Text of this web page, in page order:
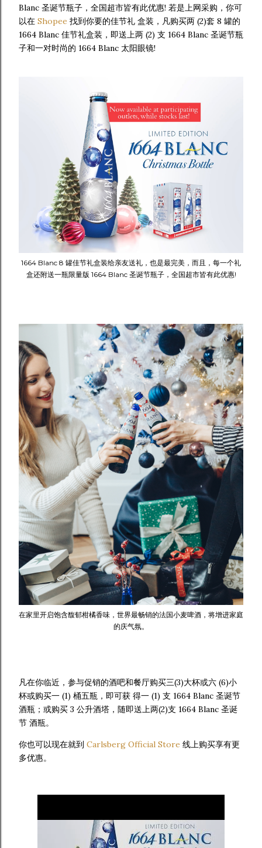
Blanc 圣诞节瓶子，全国超市皆有此优惠! 若是上网采购，你可
以在 Shopee 找到你要的佳节礼 盒装，凡购买两 (2)套 8 罐的
1664 Blanc 佳节礼盒装，即送上两 (2) 支 1664 Blanc 圣诞节瓶
子和一对时尚的 1664 Blanc 太阳眼镜!
1664 Blanc 8 罐佳节礼盒装给亲友送礼，也是最完美，而且，每一个礼
盒还附送一瓶限量版 1664 Blanc 圣诞节瓶子，全国超市皆有此优惠!
在家里开启饱含馥郁柑橘香味，世界最畅销的法国小麦啤酒，将增进家庭
的庆气氛。
凡在你临近，参与促销的酒吧和餐厅购买三(3)大杯或六 (6)小
杯或购买一 (1) 桶五瓶，即可获 得一 (1) 支 1664 Blanc 圣诞节
酒瓶；或购买 3 公升酒塔，随即送上两(2)支 1664 Blanc 圣诞
节 酒瓶。
你也可以现在就到 Carlsberg Official Store 线上购买享有更
多优惠。